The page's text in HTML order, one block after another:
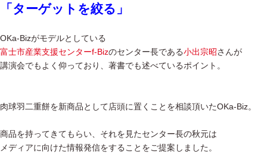
「ターゲットを絞る」
OKa-Bizがモデルとしている
富士市産業支援センターf-Bizのセンター長である小出宗昭さんが
講演会でもよく仰っており、著書でも述べているポイント。
肉球羽二重餅を新商品として店頭に置くことを相談頂いたOKa-Biz。
商品を持ってきてもらい、それを見たセンター長の秋元は
メディアに向けた情報発信をすることをご提案しました。